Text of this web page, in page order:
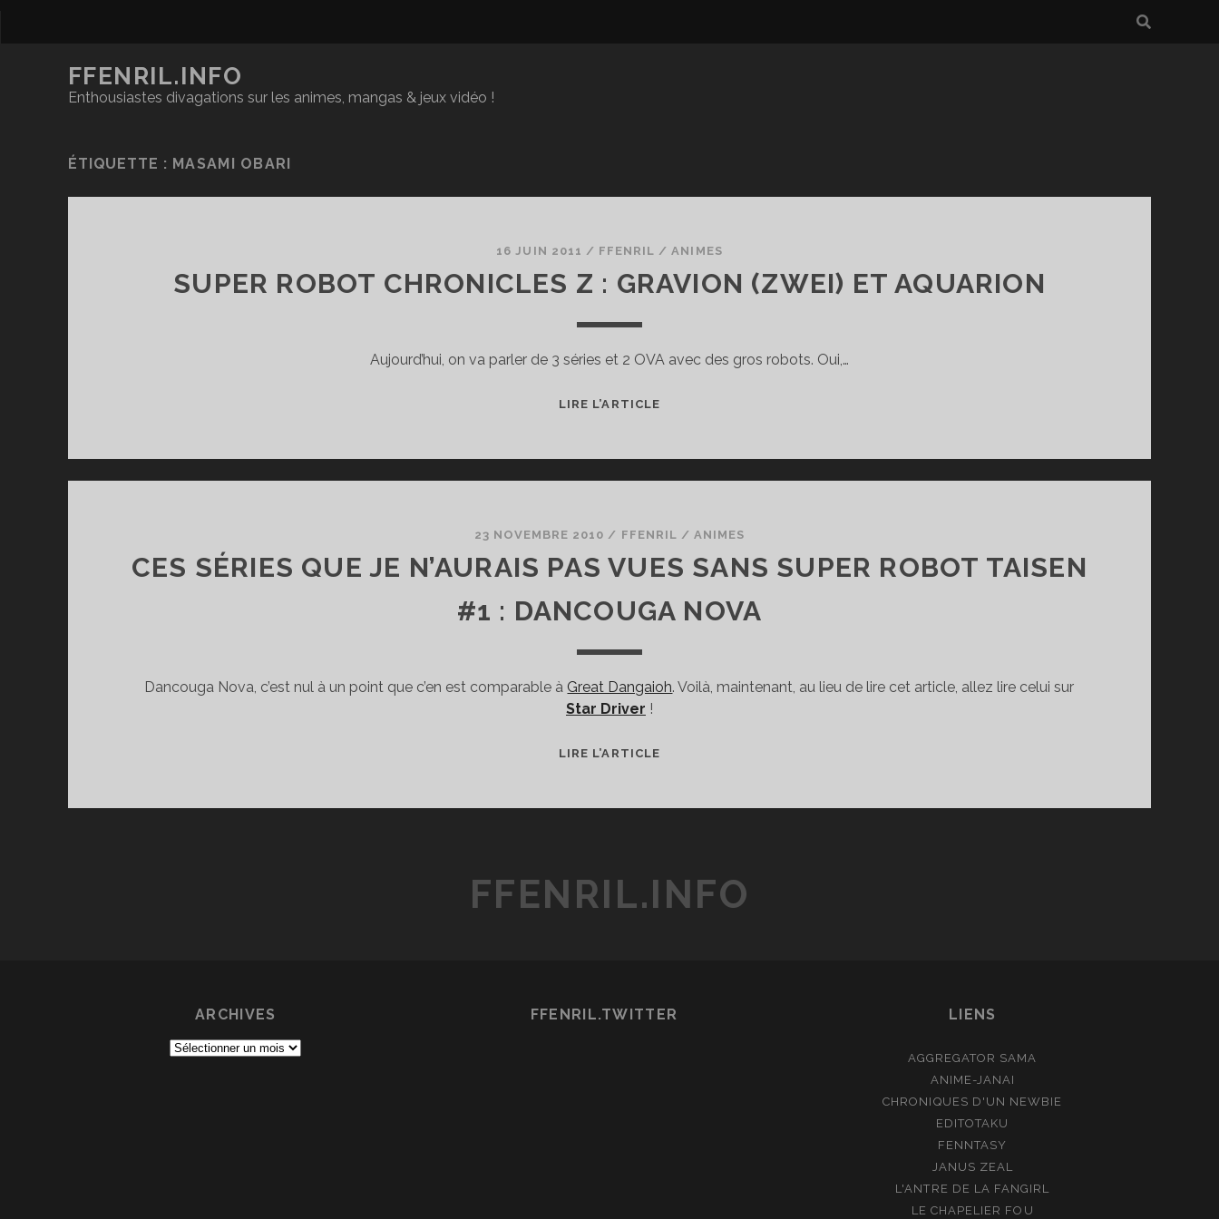
FFENRIL.INFO
Enthousiastes divagations sur les animes, mangas & jeux vidéo !
ÉTIQUETTE : MASAMI OBARI
16 JUIN 2011 / FFENRIL /ANIMES
SUPER ROBOT CHRONICLES Z : GRAVION (ZWEI) ET AQUARION
Aujourd’hui, on va parler de 3 séries et 2 OVA avec des gros robots. Oui,…
LIRE L’ARTICLESUPER
(ZWEI)
ET
AQUARION
23 NOVEMBRE 2010 / FFENRIL / ANIMES
CES SÉRIES QUE JE N’AURAIS PAS VUES SANS SUPER ROBOT TAISEN
#1 : DANCOUGA NOVA
Dancouga Nova, c’est nul à un point que c’en est comparable à Great Dangaioh. Voilà, maintenant, au lieu de lire cet article, allez lire celui sur
Star Driver !
LIRE L’ARTICLECES
VUES
SANS
:
FFENRIL.INFO
ARCHIVES
Archives
FFENRIL.TWITTER LIENS
AGGREGATOR SAMA
ANIME-JANAI
CHRONIQUES D'UN NEWBIE
EDITOTAKU
FENNTASY
JANUS ZEAL
L'ANTRE DE LA FANGIRL
LE CHAPELIER FOU